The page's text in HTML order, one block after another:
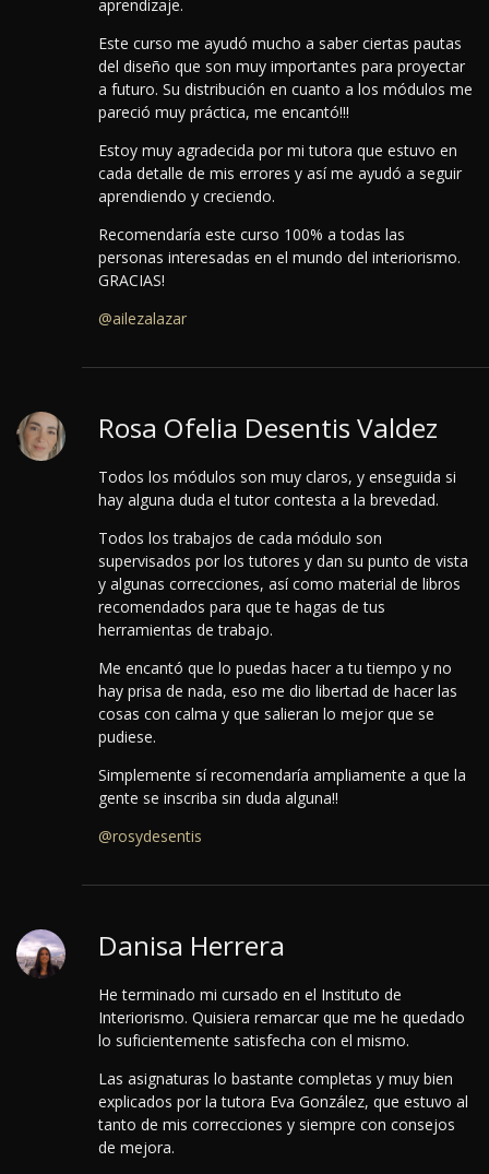
aprendizaje.
Este curso me ayudó mucho a saber ciertas pautas
del diseño que son muy importantes para proyectar
a futuro. Su distribución en cuanto a los módulos me
pareció muy práctica, me encantó!!!
Estoy muy agradecida por mi tutora que estuvo en
cada detalle de mis errores y así me ayudó a seguir
aprendiendo y creciendo.
Recomendaría este curso 100% a todas las
personas interesadas en el mundo del interiorismo.
GRACIAS!
@ailezalazar
Rosa Ofelia Desentis Valdez
Todos los módulos son muy claros, y enseguida si
hay alguna duda el tutor contesta a la brevedad.
Todos los trabajos de cada módulo son
supervisados por los tutores y dan su punto de vista
y algunas correcciones, así como material de libros
recomendados para que te hagas de tus
herramientas de trabajo.
Me encantó que lo puedas hacer a tu tiempo y no
hay prisa de nada, eso me dio libertad de hacer las
cosas con calma y que salieran lo mejor que se
pudiese.
Simplemente sí recomendaría ampliamente a que la
gente se inscriba sin duda alguna!!
@rosydesentis
Danisa Herrera
He terminado mi cursado en el Instituto de
Interiorismo. Quisiera remarcar que me he quedado
lo suficientemente satisfecha con el mismo.
Las asignaturas lo bastante completas y muy bien
explicados por la tutora Eva González, que estuvo al
tanto de mis correcciones y siempre con consejos
de mejora.